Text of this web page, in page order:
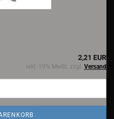
2,21 EUR
inkl. 19% MwSt. zzgl. Versand